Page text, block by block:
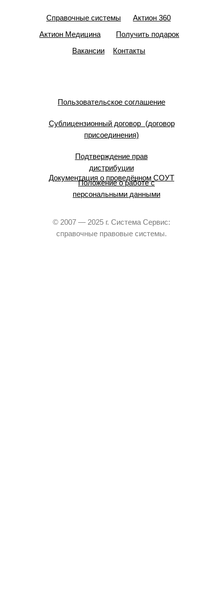
Справочные системы
Актион 360
Актион Медицина
Получить подарок
Вакансии
Контакты
Пользовательское соглашение
Сублицензионный договор (договор
присоединения)
Подтверждение прав
дистрибуции
Документация о проведённом СОУТ
Положение о работе с
персональными данными
© 2007 — 2025 г. Система Сервис:
справочные правовые системы.